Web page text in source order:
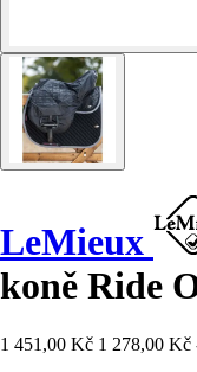
LeMieux
koně Ride
1 451,00 Kč 1 278,00 Kč